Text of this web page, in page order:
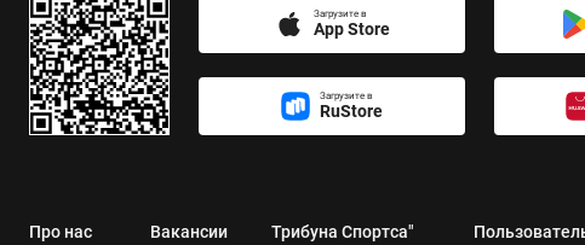
Загрузите в
App Store
Загрузите в
RuStore
Про нас Вакансии Трибуна Спортса"